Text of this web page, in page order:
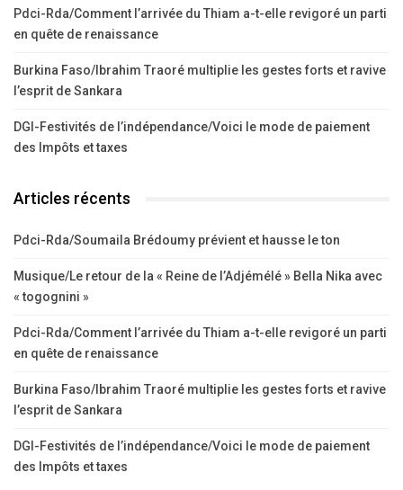
Pdci-Rda/Comment l’arrivée du Thiam a-t-elle revigoré un parti
en quête de renaissance
Burkina Faso/Ibrahim Traoré multiplie les gestes forts et ravive
l’esprit de Sankara
DGI-Festivités de l’indépendance/Voici le mode de paiement
des Impôts et taxes
Articles récents
Pdci-Rda/Soumaila Brédoumy prévient et hausse le ton
Musique/Le retour de la « Reine de l’Adjémélé » Bella Nika avec
« togognini »
Pdci-Rda/Comment l’arrivée du Thiam a-t-elle revigoré un parti
en quête de renaissance
Burkina Faso/Ibrahim Traoré multiplie les gestes forts et ravive
l’esprit de Sankara
DGI-Festivités de l’indépendance/Voici le mode de paiement
des Impôts et taxes